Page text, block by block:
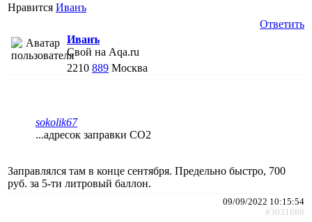
Нравится Иванъ
Ответить
Иванъ
Свой на Aqa.ru
2210 889 Москва
sokolik67
...адресок заправки СО2
Заправлялся там в конце сентября. Предельно быстро, 700
руб. за 5-ти литровый баллон.
09/09/2022 10:15:54
#3031688